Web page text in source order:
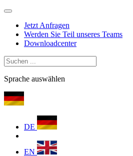
Jetzt Anfragen
Werden Sie Teil unseres Teams
Downloadcenter
Sprache auswählen
DE
EN